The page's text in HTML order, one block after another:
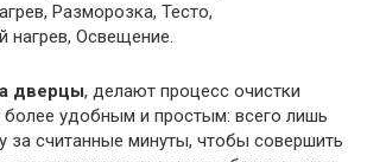
Разморозка, Тесто,
нагрев, Освещение.
дверцы, делают процесс очистки
более удобным и простым: всего лишь
за считанные минуты, чтобы совершить